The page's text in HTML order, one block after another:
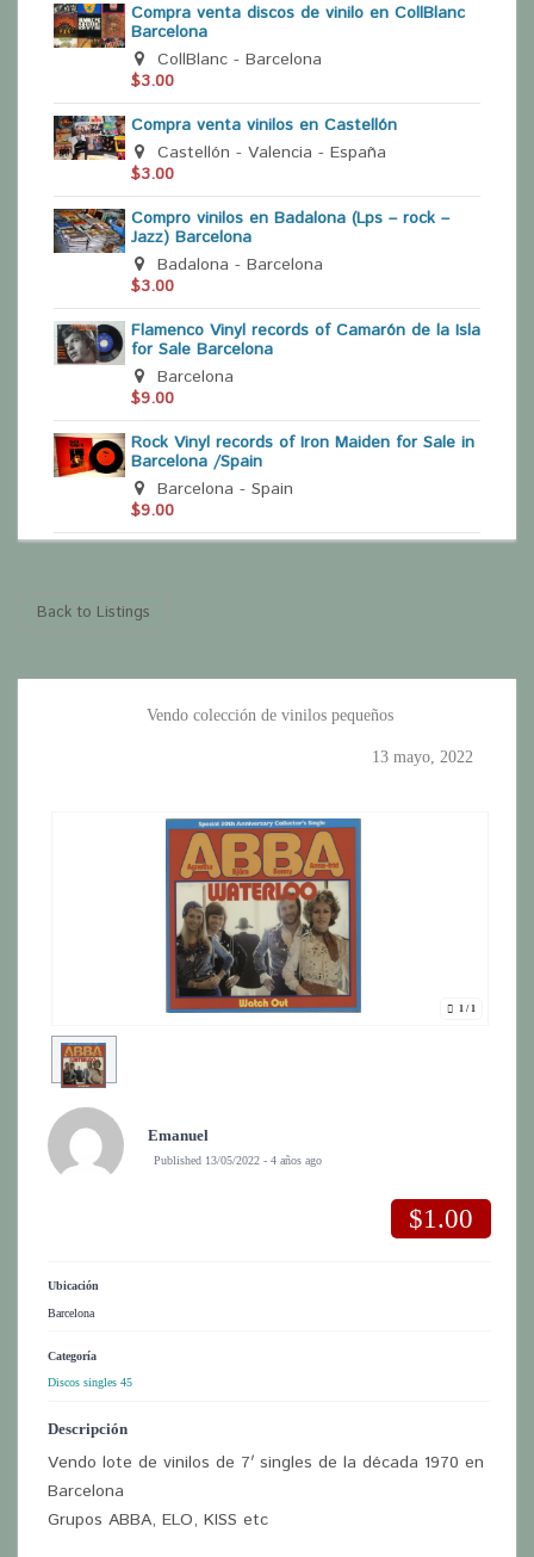
Compra venta discos de vinilo en CollBlanc
Barcelona
CollBlanc - Barcelona
$3.00
Compra venta vinilos en Castellón
Castellón - Valencia - España
$3.00
Compro vinilos en Badalona (Lps – rock –
Jazz) Barcelona
Badalona - Barcelona
$3.00
Flamenco Vinyl records of Camarón de la Isla
for Sale Barcelona
Barcelona
$9.00
Rock Vinyl records of Iron Maiden for Sale in
Barcelona /Spain
Barcelona - Spain
$9.00
Back to Listings
Vendo colección de vinilos pequeños
13 mayo, 2022
1 / 1
Emanuel
Published 13/05/2022 - 4 años ago
$1.00
Ubicación
Barcelona
Categoría
Discos singles 45
Descripción
Vendo lote de vinilos de 7′ singles de la década 1970 en
Barcelona
Grupos ABBA, ELO, KISS etc